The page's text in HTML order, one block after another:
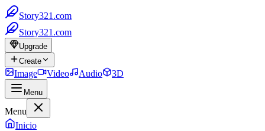
Story321.com
Story321.com
Upgrade
Create
Image Video Audio 3D
Menu
Menu
Inicio